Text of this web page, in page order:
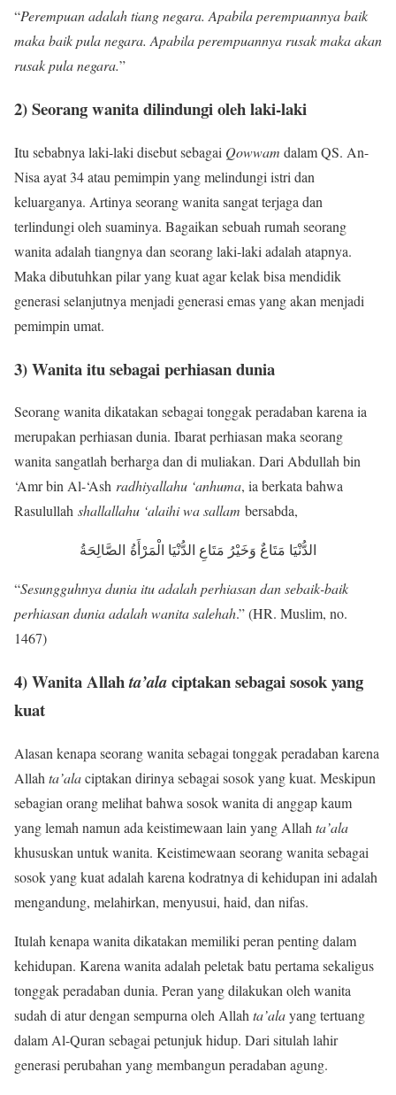
“Perempuan adalah tiang negara. Apabila perempuannya baik
maka baik pula negara. Apabila perempuannya rusak maka akan
rusak pula negara.”
2) Seorang wanita dilindungi oleh laki-laki
Itu sebabnya laki-laki disebut sebagai Qowwam dalam QS. An-
Nisa ayat 34 atau pemimpin yang melindungi istri dan
keluarganya. Artinya seorang wanita sangat terjaga dan
terlindungi oleh suaminya. Bagaikan sebuah rumah seorang
wanita adalah tiangnya dan seorang laki-laki adalah atapnya.
Maka dibutuhkan pilar yang kuat agar kelak bisa mendidik
generasi selanjutnya menjadi generasi emas yang akan menjadi
pemimpin umat.
3) Wanita itu sebagai perhiasan dunia
Seorang wanita dikatakan sebagai tonggak peradaban karena ia
merupakan perhiasan dunia. Ibarat perhiasan maka seorang
wanita sangatlah berharga dan di muliakan. Dari Abdullah bin
‘Amr bin Al-‘Ash radhiyallahu ‘anhuma, ia berkata bahwa
Rasulullah shallallahu ‘alaihi wa sallam bersabda,
الدُّنْيَا مَتَاعٌ وَخَيْرُ مَتَاعِ الدُّنْيَا الْمَرْأَةُ الصَّالِحَةُ
“Sesungguhnya dunia itu adalah perhiasan dan sebaik-baik
perhiasan dunia adalah wanita salehah.” (HR. Muslim, no.
1467)
4) Wanita Allahta’alaciptakan sebagai sosok yang
kuat
Alasan kenapa seorang wanita sebagai tonggak peradaban karena
Allah ta’alaciptakan dirinya sebagai sosok yang kuat. Meskipun
sebagian orang melihat bahwa sosok wanita di anggap kaum
yang lemah namun ada keistimewaan lain yang Allah ta’ala
khususkan untuk wanita. Keistimewaan seorang wanita sebagai
sosok yang kuat adalah karena kodratnya di kehidupan ini adalah
mengandung, melahirkan, menyusui, haid, dan nifas.
Itulah kenapa wanita dikatakan memiliki peran penting dalam
kehidupan. Karena wanita adalah peletak batu pertama sekaligus
tonggak peradaban dunia. Peran yang dilakukan oleh wanita
sudah di atur dengan sempurna oleh Allah ta’alayang tertuang
dalam Al-Quran sebagai petunjuk hidup. Dari situlah lahir
generasi perubahan yang membangun peradaban agung.